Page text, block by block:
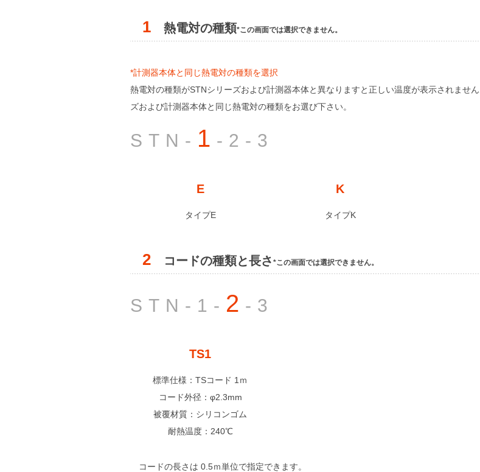
1 熱電対の種類*この画面では選択できません。
*計測器本体と同じ熱電対の種類を選択
熱電対の種類がSTNシリーズおよび計測器本体と異なりますと正しい温度が表示されませ
ズおよび計測器本体と同じ熱電対の種類をお選び下さい。
STN- 1 -2-3
E
タイプE
K
タイプK
2 コードの種類と長さ *この画面では選択できません。
STN-1- 2 -3
TS1
標準仕様：TSコード 1ｍ
コード外径：φ2.3mm
被覆材質：シリコンゴム
耐熱温度：240℃
コードの長さは 0.5ｍ単位で指定できます。